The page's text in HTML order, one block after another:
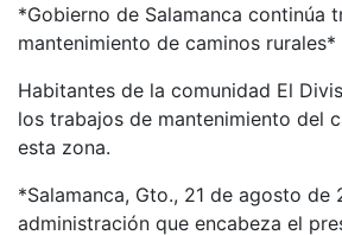
*Gobierno de Salamanca continúa
mantenimiento de caminos rurales*
Habitantes de la comunidad El
los trabajos de mantenimiento del
esta zona.
*Salamanca, Gto., 21 de agosto de
administración que encabeza el